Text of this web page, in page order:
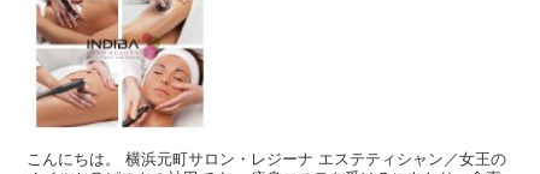
こんにちは。 横浜元町サロン・レジーナ エステティシャン／女王の